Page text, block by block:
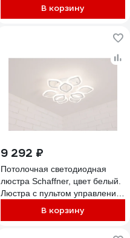
белый/золото 51613 6
В корзину
9 292 ₽
Потолочная светодиодная
люстра Schaffner, цвет белый.
Люстра с пультом управления,
мощность 126 Вт Sera 2590-9
В корзину